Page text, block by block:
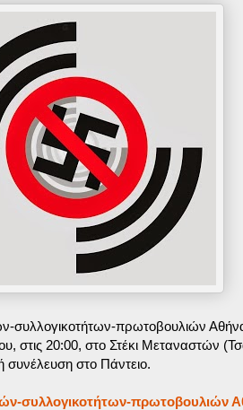
συλλογικοτήτων-πρωτοβουλιών
στις 20:00, στο Στέκι Μεταναστών
συνέλευση στο Πάντειο.
συλλογικοτήτων-πρωτοβουλιών